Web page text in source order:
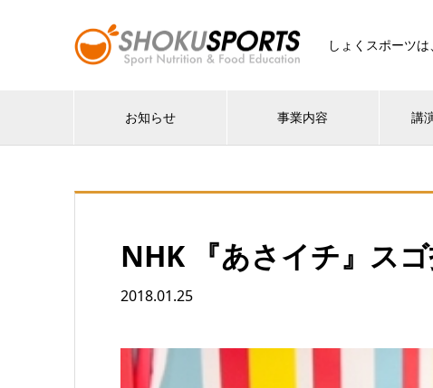
しょくスポーツ
お知らせ 事業内容 講
NHK 『あさイチ』ス
2018.01.25